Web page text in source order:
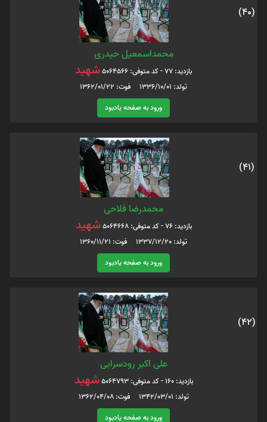
(40)
محمداسمعیل حیدری
بازدید: 77 - کد متوفی: 5064566 شهید
تولد: 1336/10/01 فوت: 1362/01/22
ورود به صفحه یادبود
(41)
محمدرضا فلاحی
بازدید: 76 - کد متوفی: 5064668 شهید
تولد: 1337/12/20 فوت: 1360/11/21
ورود به صفحه یادبود
(42)
علی اکبر رودسرابی
بازدید: 160 - کد متوفی: 5064793 شهید
تولد: 1342/03/01 فوت: 1362/04/08
ورود به صفحه یادبود